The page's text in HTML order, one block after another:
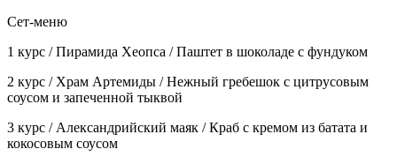
Сет-меню
1 курс / Пирамида Хеопса / Паштет в шоколаде с фундуком
2 курс / Храм Артемиды / Нежный гребешок с цитрусовым
соусом и запеченной тыквой
3 курс / Александрийский маяк / Краб с кремом из батата и
кокосовым соусом